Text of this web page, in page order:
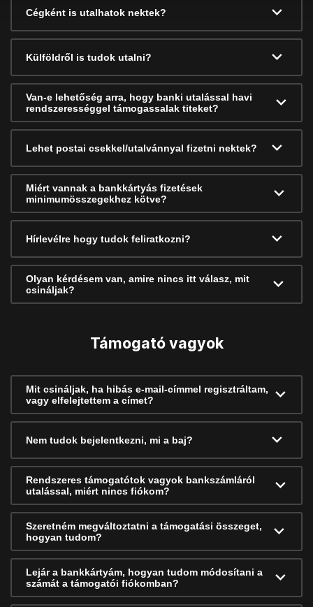
Cégként is utalhatok nektek?
Külföldről is tudok utalni?
Van-e lehetőség arra, hogy banki utalással havi
rendszerességgel támogassalak titeket?
Lehet postai csekkel/utalvánnyal fizetni nektek?
Miért vannak a bankkártyás fizetések
minimumösszegekhez kötve?
Hírlevélre hogy tudok feliratkozni?
Olyan kérdésem van, amire nincs itt válasz, mit
csináljak?
Támogató vagyok
Mit csináljak, ha hibás e-mail-címmel regisztráltam,
vagy elfelejtettem a címet?
Nem tudok bejelentkezni, mi a baj?
Rendszeres támogatótok vagyok bankszámláról
utalással, miért nincs fiókom?
Szeretném megváltoztatni a támogatási összeget,
hogyan tudom?
Lejár a bankkártyám, hogyan tudom módosítani a
számát a támogatói fiókomban?